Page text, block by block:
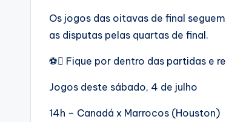
Os jogos das oitavas de final
as disputas pelas quartas de final.
⚽ Fique por dentro das partidas e
Jogos deste sábado, 4 de julho
14h – Canadá x Marrocos (Houston)